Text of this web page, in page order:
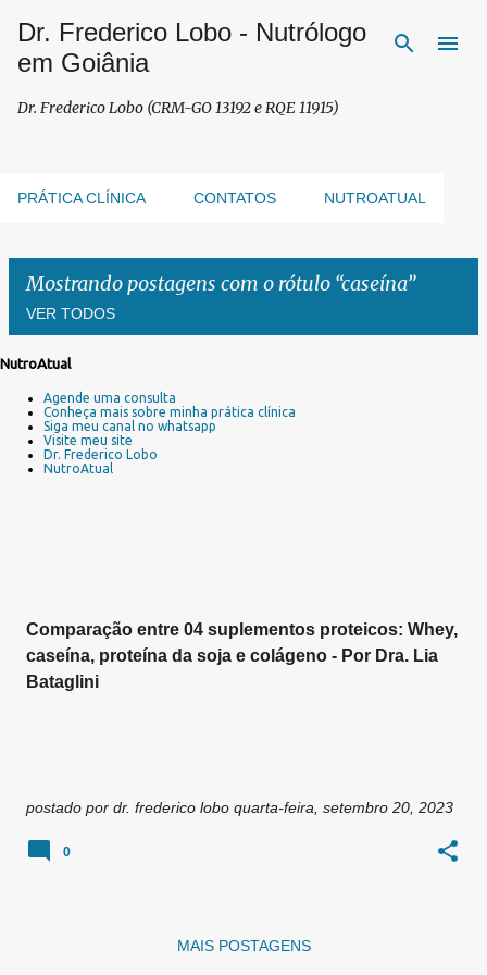
Pular para o conteúdo principal
Dr. Frederico Lobo - Nutrólogo
em Goiânia
Dr. Frederico Lobo (CRM-GO 13192 e RQE 11915)
PRÁTICA CLÍNICA CONTATOS NUTROATUAL
Mostrando postagens com o rótulo caseína
VER TODOS
NutroAtual
Agende uma consulta
Conheça mais sobre minha prática clínica
Siga meu canal no whatsapp
Visite meu site
Dr. Frederico Lobo
NutroAtual
Comparação entre 04 suplementos proteicos: Whey,
caseína, proteína da soja e colágeno - Por Dra. Lia
Bataglini
postado por dr. frederico lobo quarta-feira, setembro 20, 2023
0
MAIS POSTAGENS